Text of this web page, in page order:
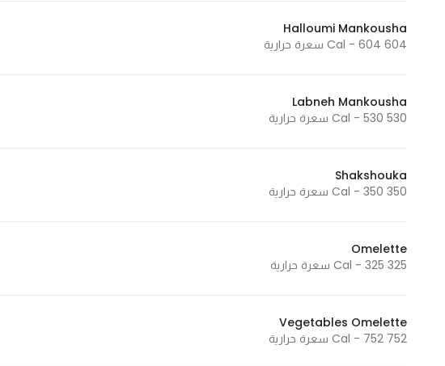
Halloumi Mankousha
604 Cal - 604 سعرة حرارية
Labneh Mankousha
530 Cal - 530 سعرة حرارية
Shakshouka
350 Cal - 350 سعرة حرارية
Omelette
325 Cal - 325 سعرة حرارية
Vegetables Omelette
752 Cal - 752 سعرة حرارية
website's
structure,
based on
used.
In order for
as well as
possible